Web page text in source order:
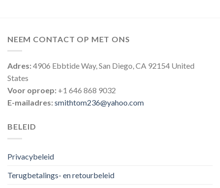
NEEM CONTACT OP MET ONS
Adres:4906 Ebbtide Way, San Diego, CA 92154 United
States
Voor oproep: +1 646 868 9032
E-mailadres:smithtom236@yahoo.com
BELEID
Privacybeleid
Terugbetalings- en retourbeleid